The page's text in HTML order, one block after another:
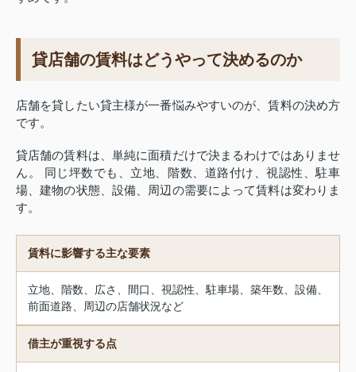
貸店舗の賃料はどうやって決めるのか
店舗を貸したい貸主様が一番悩みやすいのが、賃料の決め方
です。
貸店舗の賃料は、単純に面積だけで決まるわけではありませ
ん。 同じ坪数でも、立地、階数、道路付け、視認性、駐車
場、建物の状態、設備、周辺の需要によって賃料は変わりま
す。
賃料に影響する主な要素
立地、階数、広さ、間口、視認性、駐車場、築年数、設備、
前面道路、周辺の店舗状況など
借主が重視する点